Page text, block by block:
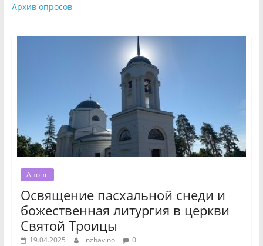
Архив опросов
Анонс
Освящение пасхальной снеди и
божественная литургия в церкви
Святой Троицы
19.04.2025 inzhavino 0